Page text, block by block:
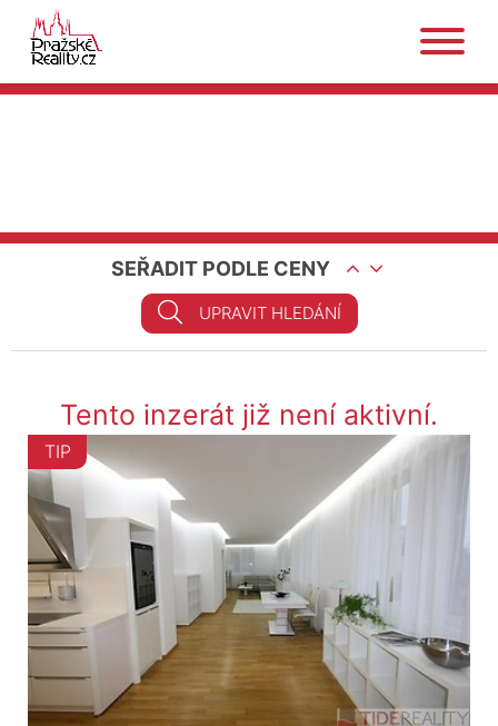
SEŘADIT PODLE CENY
UPRAVIT HLEDÁNÍ
Tento inzerát již není aktivní.
TIP